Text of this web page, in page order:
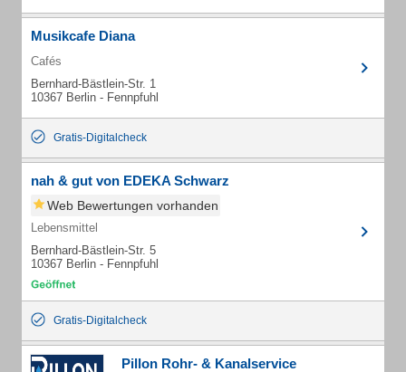
Musikcafe Diana
Cafés
Bernhard-Bästlein-Str. 1
10367 Berlin - Fennpfuhl
Gratis-Digitalcheck
nah & gut von EDEKA Schwarz
Web Bewertungen vorhanden
Lebensmittel
Bernhard-Bästlein-Str. 5
10367 Berlin - Fennpfuhl
Gratis-Digitalcheck
Pillon Rohr- & Kanalservice